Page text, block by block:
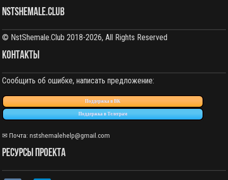
NstShemale.Club
© NstShemale.Club 2018-2026, All Rights Reserved
КОНТАКТЫ
Сообщить об ошибке, написать предложение:
Поддержка в ВК
Поддержка в Телеграм
✉ Почта: nstshemalehelp@gmail.com
РЕСУРСЫ ПРОЕКТА